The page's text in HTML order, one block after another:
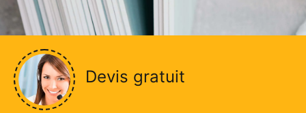
Devis gratuit